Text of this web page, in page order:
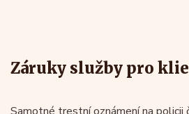
Záruky služby pro